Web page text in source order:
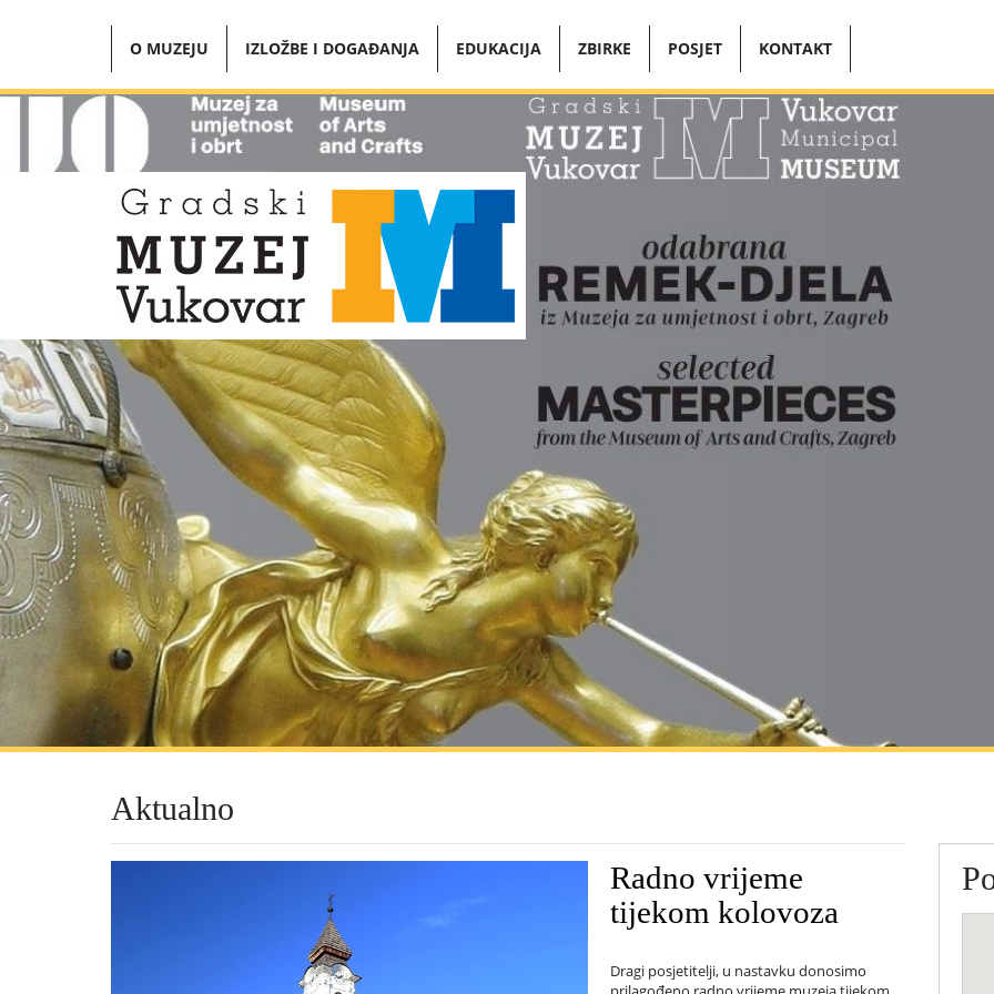
O MUZEJU IZLOŽBE I DOGAĐANJA EDUKACIJA ZBIRKE POSJET KONTAKT
Aktualno
Radno vrijeme
tijekom kolovoza
Dragi posjetitelji, u nastavku donosimo